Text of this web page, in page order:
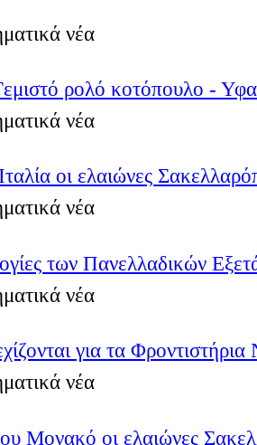
την